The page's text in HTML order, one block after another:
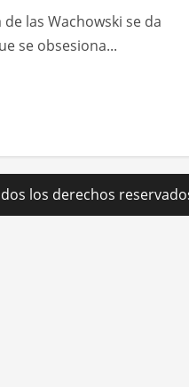
las Wachowski se da
se obsesiona...
los derechos